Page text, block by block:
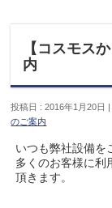
【コスモス
内
投稿日 : 2016年1月20日
のご案内
いつも弊社設備を
多くのお客様に利
頂きます。